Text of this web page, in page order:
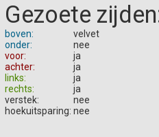
Gezoete
boven:
velvet
onder:
nee
voor:
ja
achter:
ja
links:
ja
rechts:
ja
verstek:
nee
hoekuitsparing: nee